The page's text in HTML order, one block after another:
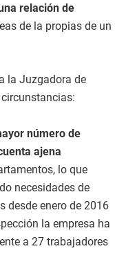
relación de
de la propias de un
la Juzgadora de
número de
ajena
lo que
necesidades de
desde enero de 2016
la empresa ha
a 27 trabajadores